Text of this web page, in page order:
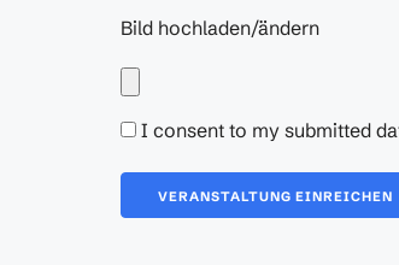
Bild hochladen/ändern
I consent to my submitted